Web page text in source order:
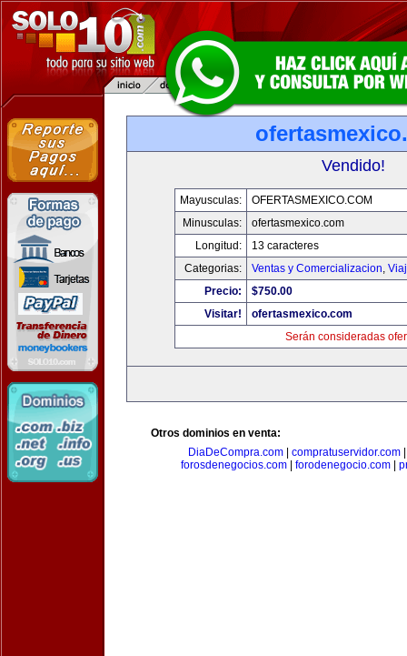
Vendido!
Mayusculas:
OFERTASMEXICO.COM
Minusculas:
ofertasmexico.com
Longitud:
13 caracteres
Categorias:
Ventas y Comercializacion,
Precio:
$750.00
Visitar!
ofertasmexico.com
Serán consideradas
Otros dominios en venta:
DiaDeCompra.com
compratuservidor.com
forosdenegocios.com
forodenegocio.com